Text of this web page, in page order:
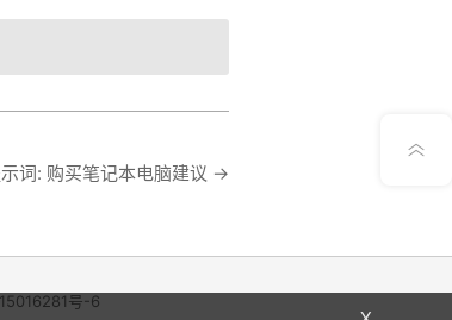
词: 购买笔记本电脑建议 →
号-6